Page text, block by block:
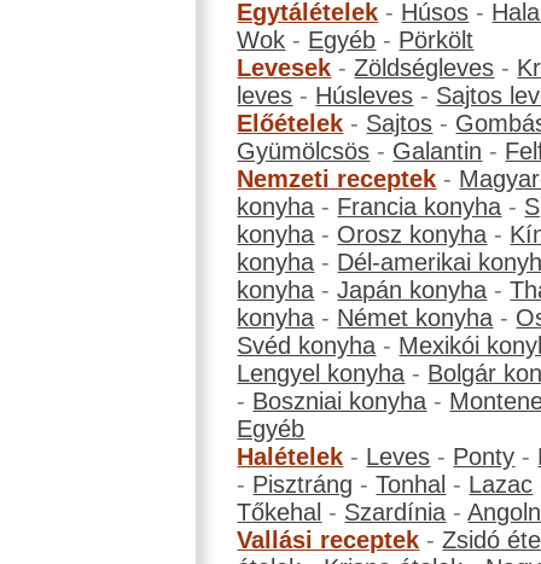
Egytálételek - Húsos -
Wok - Egyéb - Pörkölt
Levesek -Zöldségleves -
leves - Húsleves - Sajtos
Előételek - Sajtos -
Gyümölcsös - Galantin -
Nemzeti receptek -
konyha - Francia konyha -
konyha - Orosz konyha -
konyha - Dél-amerikai
konyha -Japán konyha -
konyha - Német konyha -
Svéd konyha - Mexikói
Lengyel konyha - Bolgár
- Boszniai konyha -
Egyéb
Halételek - Leves - Ponty -
- Pisztráng -Tonhal - Lazac
Tőkehal - Szardínia -
Vallási receptek -Zsidó